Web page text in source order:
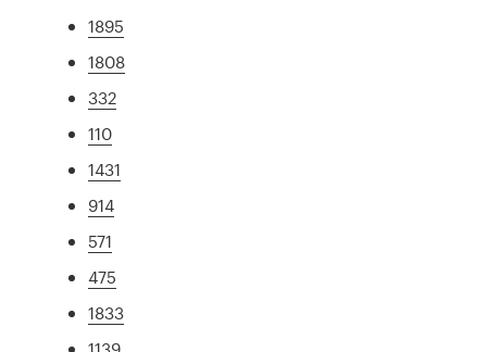
1895
1808
332
110
1431
914
571
475
1833